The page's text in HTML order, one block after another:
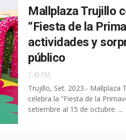
Mallplaza Trujillo
“Fiesta de la
actividades y
público
7:45 P.M.
Trujillo, Set. 2023.- Mallplaza
celebra la “Fiesta de la
setiembre al 15 de octubre. ...